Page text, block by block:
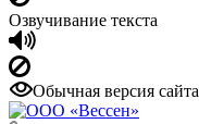
Озвучивание текста
Обычная версия сайта